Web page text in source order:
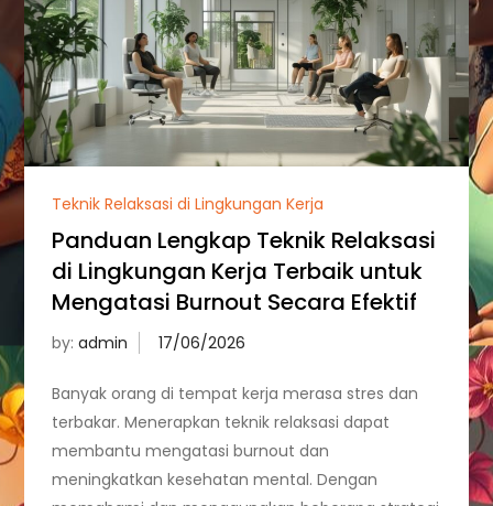
Teknik Relaksasi di Lingkungan Kerja
Panduan Lengkap Teknik Relaksasi
di Lingkungan Kerja Terbaik untuk
Mengatasi Burnout Secara Efektif
by:admin
Banyak orang di tempat kerja merasa stres dan
terbakar. Menerapkan teknik relaksasi dapat
membantu mengatasi burnout dan
meningkatkan kesehatan mental. Dengan